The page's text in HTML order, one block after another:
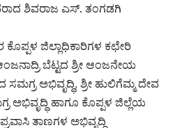
ಶಿವರಾಜ ಎಸ್. ತಂಗಡಗಿ
ಕೊಪ್ಪಳ ಜಿಲ್ಲಾಧಿಕಾರಿಗಳ ಕಛೇರಿ
ಬೆಟ್ಟದ ಶ್ರೀ ಆಂಜನೇಯ
ಸಮಗ್ರ ಅಭಿವೃದ್ಧಿ, ಶ್ರೀ ಹುಲಿಗೆಮ್ಮ ದೇವ
ಅಭಿವೃದ್ಧಿ ಹಾಗೂ ಕೊಪ್ಪಳ ಜಿಲ್ಲೆಯ
ತಾಣಗಳ ಅಭಿವೃದ್ಧಿ